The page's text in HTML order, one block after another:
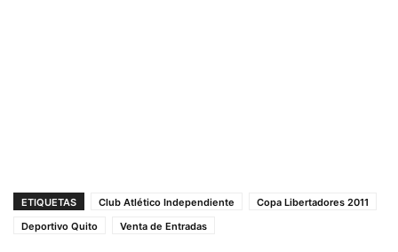
ETIQUETAS Club Atlético Independiente
Copa Libertadores 2011
Deportivo Quito
Venta de Entradas